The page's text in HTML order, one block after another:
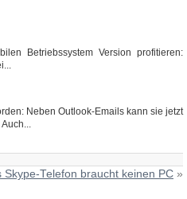
Betriebssystem Version profitieren:
Neben Outlook-Emails kann sie jetzt
Skype-Telefon braucht keinen PC »